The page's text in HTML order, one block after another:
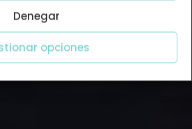
Denegar
opciones